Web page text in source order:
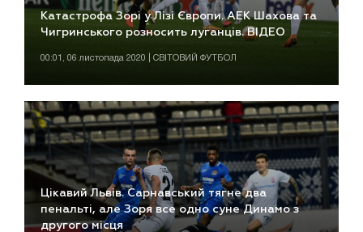
Катастрофа Зорі у Лізі Європи. АЕК Шахова та
Чигринського розносить луганців. ВІДЕО
00:01, 06 листопада 2020 | СВІТОВИЙ ФУТБОЛ
Цікавий Львів. Сарнавський тягне два
пенальті, але Зоря все одно суне Динамо з
другого місця